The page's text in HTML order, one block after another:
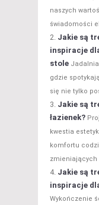
naszych
świadomości
Jakie są
inspiracje
stole
gdzie
się nie tylko
Jakie są
łazienek?
kwestia
komfortu
zmieniających
Jakie są
inspiracje
Wykończenie